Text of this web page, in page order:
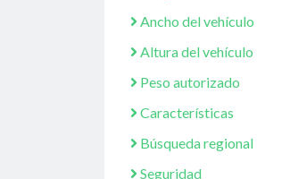
Ancho del vehículo
Altura del vehículo
Peso autorizado
Características
Búsqueda regional
Seguridad